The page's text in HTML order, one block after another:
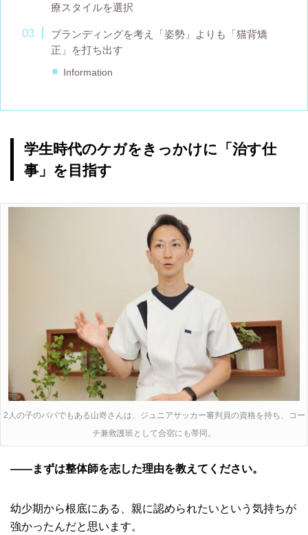
療スタイルを選択
ブランディングを考え「姿勢」よりも「猫背矯
正」を打ち出す
Information
学生時代のケガをきっかけに「治す仕
事」を目指す
2人の子のパパでもある山嵜さんは、ジュニアサッカー審判員の資格を持ち、コー
チ兼救護班として合宿にも帯同。
――まずは整体師を志した理由を教えてください。
幼少期から根底にある、親に認められたいという気持ちが
強かったんだと思います。